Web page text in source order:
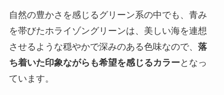
自然の豊かさを感じるグリーン系の中でも、青み
を帯びたホライゾングリーンは、美しい海を連想
させるような穏やかで深みのある色味なので、 落
ち着いた印象ながらも希望を感じるカラー となっ
ています。